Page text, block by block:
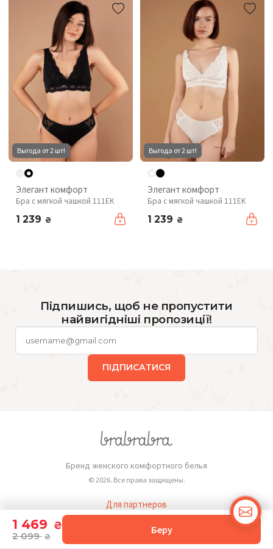
1 469 ₴
2 099 ₴
Беру
Выгода от 2 шт!
Элегант комфорт
Бра с мягкой чашкой 111EK
1 239 ₴
Выгода от 2 шт!
Элегант комфорт
Бра с мягкой чашкой 111EK
1 239 ₴
Підпишись, щоб не пропустити
найвигідніші пропозиції!
ПІДПИСАТИСЯ
Бренд женского комфортного белья
© 2026. Все права защищены.
Для партнеров